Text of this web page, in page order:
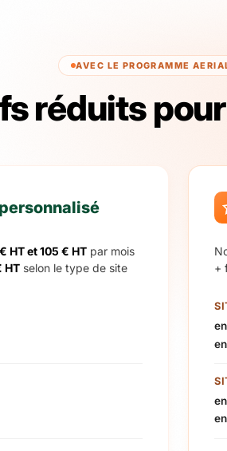
AVEC LE PROGRAMME
réduits
HT et 105 € HT par mois
HT selon le type de site
+